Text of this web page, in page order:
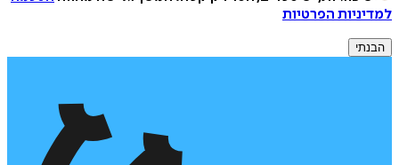
למדיניות הפרטיות
הבנתי